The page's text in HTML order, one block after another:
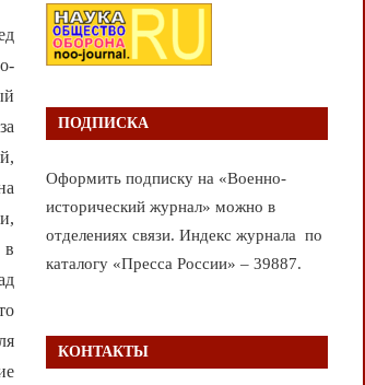
в
ПОДПИСКА
Оформить подписку на «Военно-
исторический журнал» можно в
отделениях связи. Индекс журнала по
каталогу «Пресса России» – 39887.
КОНТАКТЫ